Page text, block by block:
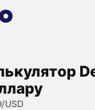
USD